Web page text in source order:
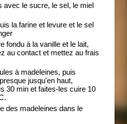
avec le sucre, le sel, le miel
la farine et levure et le sel
fondu à la vanille et le lait,
au contact et mettez au frais
à madeleines, puis
jusqu'en haut,
30 min et faites-les cuire 10
des madeleines dans le